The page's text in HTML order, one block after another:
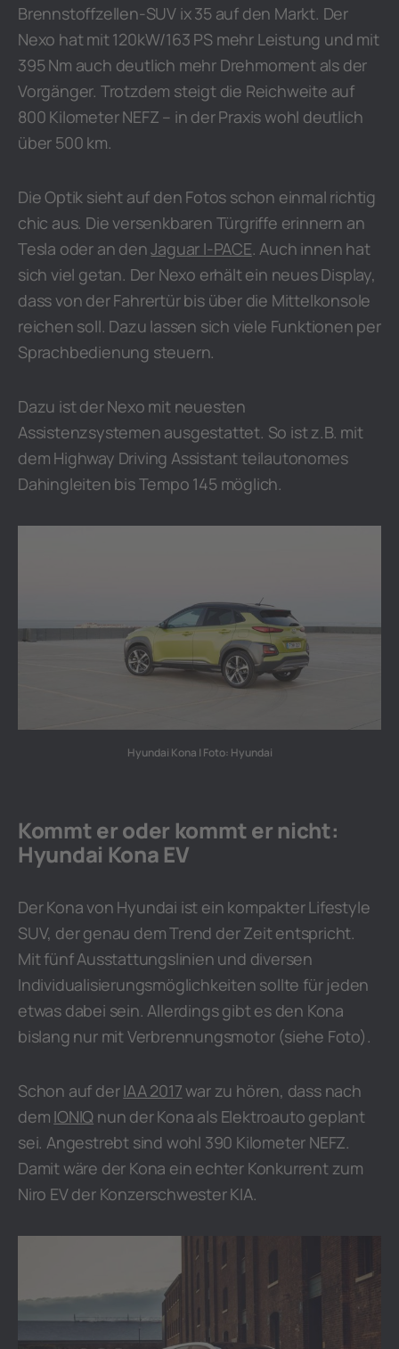
Brennstoffzellen-SUV ix 35 auf den Markt. Der
Nexo hat mit 120kW/163 PS mehr Leistung und mit
395 Nm auch deutlich mehr Drehmoment als der
Vorgänger. Trotzdem steigt die Reichweite auf
800 Kilometer NEFZ – in der Praxis wohl deutlich
über 500 km.
Die Optik sieht auf den Fotos schon einmal richtig
chic aus. Die versenkbaren Türgriffe erinnern an
Tesla oder an denJaguar I-PACE. Auch innen hat
sich viel getan. Der Nexo erhält ein neues Display,
dass von der Fahrertür bis über die Mittelkonsole
reichen soll. Dazu lassen sich viele Funktionen per
Sprachbedienung steuern.
Dazu ist der Nexo mit neuesten
Assistenzsystemen ausgestattet. So ist z.B. mit
dem Highway Driving Assistant teilautonomes
Dahingleiten bis Tempo 145 möglich.
Hyundai Kona | Foto: Hyundai
Kommt er oder kommt er nicht:
Hyundai Kona EV
Der Kona von Hyundai ist ein kompakter Lifestyle
SUV, der genau dem Trend der Zeit entspricht.
Mit fünf Ausstattungslinien und diversen
Individualisierungsmöglichkeiten sollte für jeden
etwas dabei sein. Allerdings gibt es den Kona
bislang nur mit Verbrennungsmotor (siehe Foto).
Schon auf derIAA 2017war zu hören, dass nach
dem IONIQ nun der Kona als Elektroauto geplant
sei. Angestrebt sind wohl 390 Kilometer NEFZ.
Damit wäre der Kona ein echter Konkurrent zum
Niro EV der Konzerschwester KIA.